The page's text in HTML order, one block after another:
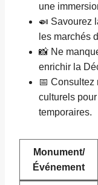
une
🍛 Savourez
les marchés
📸 Ne
enrichir la
📅 Consultez
culturels
temporaires.
Monument/
Événement